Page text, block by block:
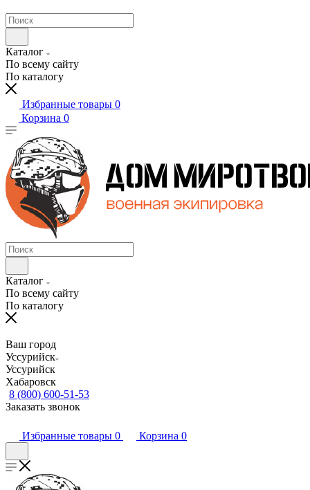
Каталог
По всему сайту
По каталогу
Избранные товары 0
Корзина 0
Каталог
По всему сайту
По каталогу
Ваш город
Уссурийск
Уссурийск
Хабаровск
8 (800) 600-51-53
Заказать звонок
Избранные товары 0 Корзина 0